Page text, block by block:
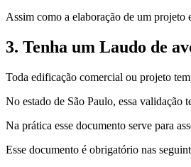
Assim como a elaboração de um projeto
3. Tenha um Laudo de
Toda edificação comercial ou projeto
No estado de São Paulo, essa
Na prática esse documento serve para
Esse documento é obrigatório nas